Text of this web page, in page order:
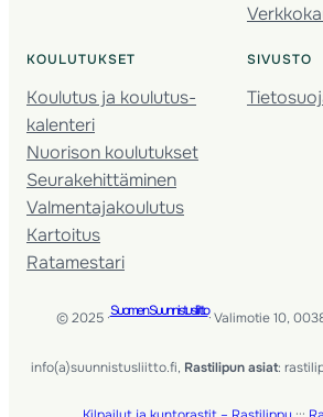
KOULUTUKSET
Koulutus ja koulutus­
kalenteri
Nuorison koulutukset
Seura­kehittäminen
Valmentaja­koulutus
Kartoitus
Ratamestari
SIVUSTO
© 2025 ·Suomen Suunnistusliitto· Valimotie 10,
info(a)suunnistusliitto.fi, Rastilipun asiat: